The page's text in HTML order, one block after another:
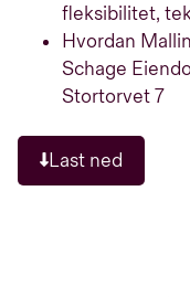
fleksibilitet,
Hvordan
Schage
Stortorvet 7
Last ned